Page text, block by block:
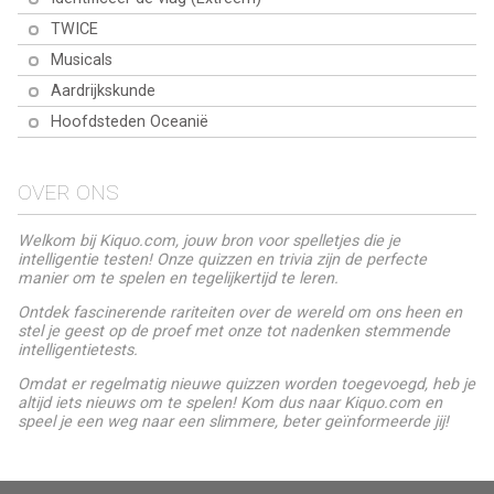
TWICE
Musicals
Aardrijkskunde
Hoofdsteden Oceanië
OVER ONS
Welkom bij Kiquo.com, jouw bron voor spelletjes die je
intelligentie testen! Onze quizzen en trivia zijn de perfecte
manier om te spelen en tegelijkertijd te leren.
Ontdek fascinerende rariteiten over de wereld om ons heen en
stel je geest op de proef met onze tot nadenken stemmende
intelligentietests.
Omdat er regelmatig nieuwe quizzen worden toegevoegd, heb je
altijd iets nieuws om te spelen! Kom dus naar Kiquo.com en
speel je een weg naar een slimmere, beter geïnformeerde jij!